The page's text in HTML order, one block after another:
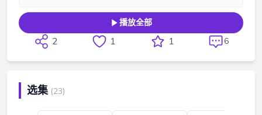
播放全部
2 1 1 6
选集 (23)